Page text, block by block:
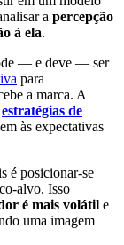
a percepção
à ela.
— e deve — ser
para
a marca. A
estratégias de
às expectativas
é posicionar-se
alvo. Isso
é mais volátil e
uma imagem